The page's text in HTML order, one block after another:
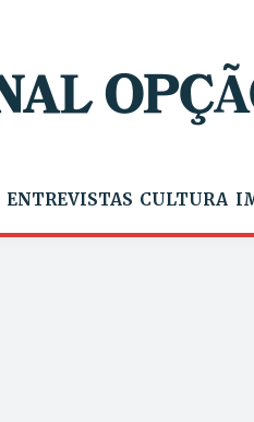
ENTREVISTAS CULTURA